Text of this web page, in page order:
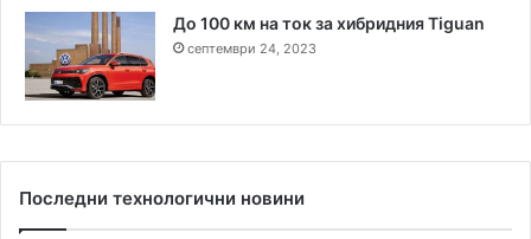
До 100 км на ток за хибридния Tiguan
септември 24, 2023
Последни технологични новини